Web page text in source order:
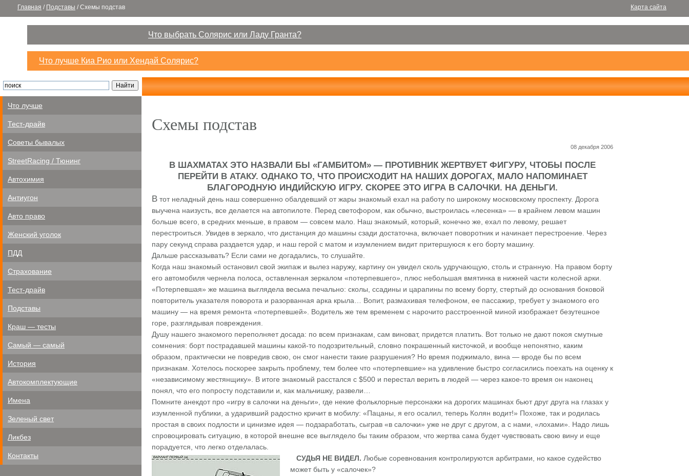
Главная / Подставы / Схемы подстав Карта сайта
Что выбрать Солярис или Ладу Гранта?
Что лучше Киа Рио или Хендай Солярис?
Что лучше
Тест-драйв
Советы бывалых
StreetRacing / Тюнинг
Автохимия
Антиугон
Авто право
Женский уголок
ПДД
Страхование
Тест-драйв
Подставы
Краш — тесты
Самый — самый
История
Автокомплектующие
Имена
Зеленый свет
Ликбез
Контакты
Схемы подстав
08 декабря 2006
В ШАХМАТАХ ЭТО НАЗВАЛИ БЫ «ГАМБИТОМ» — ПРОТИВНИК ЖЕРТВУЕТ ФИГУРУ, ЧТОБЫ ПОСЛЕ
ПЕРЕЙТИ В АТАКУ. ОДНАКО ТО, ЧТО ПРОИСХОДИТ НА НАШИХ ДОРОГАХ, МАЛО НАПОМИНАЕТ
БЛАГОРОДНУЮ ИНДИЙСКУЮ ИГРУ. СКОРЕЕ ЭТО ИГРА В САЛОЧКИ. НА ДЕНЬГИ.
В тот неладный день наш совершенно обалдевший от жары знакомый ехал на работу по широкому московскому проспекту. Дорога
выучена наизусть, все делается на автопилоте. Перед светофором, как обычно, выстроилась «лесенка» — в крайнем левом машин
больше всего, в средних меньше, в правом — совсем мало. Наш знакомый, который, конечно же, ехал по левому, решает
перестроиться. Увидев в зеркало, что дистанция до машины сзади достаточна, включает поворотник и начинает перестроение. Через
пару секунд справа раздается удар, и наш герой с матом и изумлением видит притершуюся к его борту машину.
Дальше рассказывать? Если сами не догадались, то слушайте.
Когда наш знакомый остановил свой экипаж и вылез наружу, картину он увидел сколь удручающую, столь и странную. На правом борту
его автомобиля чернела полоса, оставленная зеркалом «потерпевшего», плюс небольшая вмятинка в нижней части колесной арки.
«Потерпевшая» же машина выглядела весьма печально: сколы, ссадины и царапины по всему борту, стертый до основания боковой
повторитель указателя поворота и разорванная арка крыла… Вопит, размахивая телефоном, ее пассажир, требует у знакомого его
машину — на время ремонта «потерпевшей». Водитель же тем временем с нарочито расстроенной миной изображает безутешное
горе, разглядывая повреждения.
Душу нашего знакомого переполняет досада: по всем признакам, сам виноват, придется платить. Вот только не дают покоя смутные
сомнения: борт пострадавшей машины какой-то подозрительный, словно покрашенный кисточкой, и вообще непонятно, каким
образом, практически не повредив свою, он смог нанести такие разрушения? Но время поджимало, вина — вроде бы по всем
признакам. Хотелось поскорее закрыть проблему, тем более что «потерпевшие» на удивление быстро согласились поехать на оценку к
«независимому жестянщику». В итоге знакомый расстался с $500 и перестал верить в людей — через какое-то время он наконец
понял, что его попросту подставили и, как мальчишку, развели…
Помните анекдот про «игру в салочки на деньги», где некие фольклорные персонажи на дорогих машинах бьют друг друга на глазах у
изумленной публики, а ударивший радостно кричит в мобилу: «Пацаны, я его осалил, теперь Колян водит!» Похоже, так и родилась
простая в своих подлости и цинизме идея — подзаработать, сыграв «в салочки» уже не друг с другом, а с нами, «лохами». Надо лишь
спровоцировать ситуацию, в которой внешне все выглядело бы таким образом, что жертва сама будет чувствовать свою вину и еще
порадуется, что легко отделалась.
СУДЬЯ НЕ ВИДЕЛ. Любые соревнования контролируются арбитрами, но какое судейство
может быть у «салочек»?